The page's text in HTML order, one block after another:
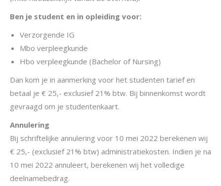
Ben je student en in opleiding voor:
Verzorgende IG
Mbo verpleegkunde
Hbo verpleegkunde (Bachelor of Nursing)
Dan kom je in aanmerking voor het studenten tarief en
betaal je € 25,- exclusief 21% btw. Bij binnenkomst wordt
gevraagd om je studentenkaart.
Annulering
Bij schriftelijke annulering voor 10 mei 2022 berekenen wij
€ 25,- (exclusief 21% btw) administratiekosten. Indien je na
10 mei 2022 annuleert, berekenen wij het volledige
deelnamebedrag.